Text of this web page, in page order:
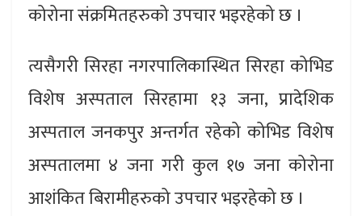
कोरोना संक्रमितहरुको उपचार भइरहेको छ ।
त्यसैगरी सिरहा नगरपालिकास्थित सिरहा कोभिड
विशेष अस्पताल सिरहामा १३ जना, प्रादेशिक
अस्पताल जनकपुर अन्तर्गत रहेको कोभिड विशेष
अस्पतालमा ४ जना गरी कुल १७ जना कोरोना
आशंकित बिरामीहरुको उपचार भइरहेको छ ।